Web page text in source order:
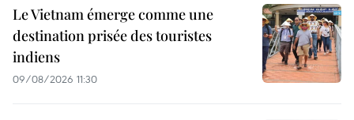
Le Vietnam émerge comme une
destination prisée des touristes
indiens
09/08/2026 11:30